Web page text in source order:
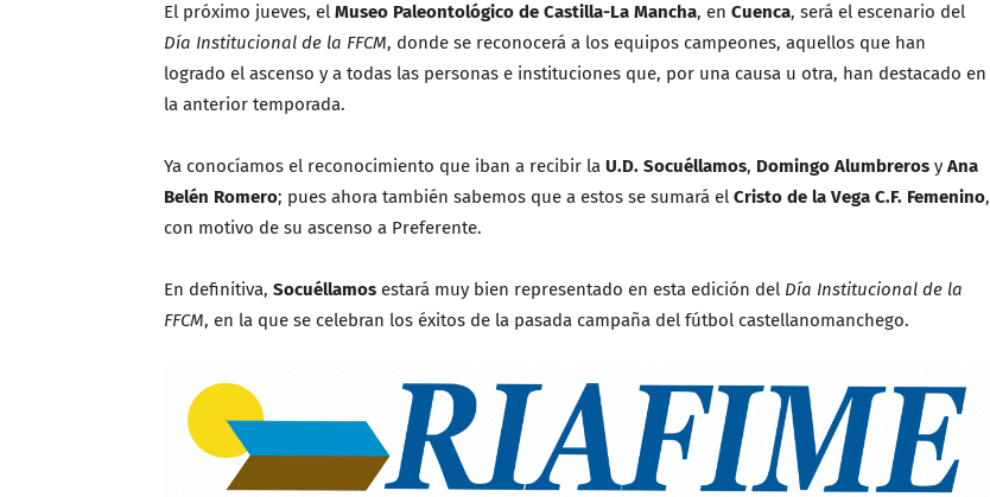
El próximo jueves, el Museo Paleontológico de Castilla-La Mancha, en Cuenca, será el escenario del
Día Institucional de la FFCM, donde se reconocerá a los equipos campeones, aquellos que han
logrado el ascenso y a todas las personas e instituciones que, por una causa u otra, han destacado en
la anterior temporada.
Ya conocíamos el reconocimiento que iban a recibir la U.D. Socuéllamos, Domingo Alumbreros y Ana
Belén Romero; pues ahora también sabemos que a estos se sumará el Cristo de la Vega C.F. Femenino,
con motivo de su ascenso a Preferente.
En definitiva, Socuéllamos estará muy bien representado en esta edición del Día Institucional de la
FFCM, en la que se celebran los éxitos de la pasada campaña del fútbol castellanomanchego.